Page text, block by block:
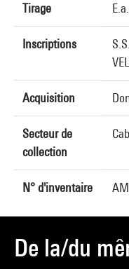
Tirage E.a.
Inscriptions
Acquisition
Secteur de
collection
N° d'inventaire
De la/du